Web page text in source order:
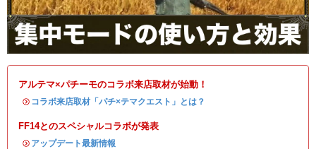
アルテマ×パチーモのコラボ来店取材が始動！
・ コラボ来店取材「パチ×テマクエスト」とは？
FF14とのスペシャルコラボが発表
・ アップデート最新情報